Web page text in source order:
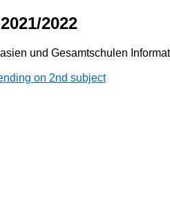
2022
und Gesamtschulen
on 2nd subject